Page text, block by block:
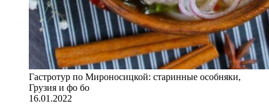
Гастротур по Мироносицкой: старинные особняки,
Грузия и фо бо
16.01.2022